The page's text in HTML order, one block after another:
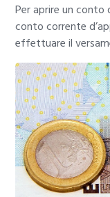
Per aprire un conto
conto corrente
effettuare il